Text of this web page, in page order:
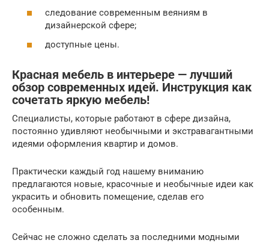
следование современным веяниям в
дизайнерской сфере;
доступные цены.
Красная мебель в интерьере — лучший
обзор современных идей. Инструкция как
сочетать яркую мебель!
Специалисты, которые работают в сфере дизайна,
постоянно удивляют необычными и экстравагантными
идеями оформления квартир и домов.
Практически каждый год нашему вниманию
предлагаются новые, красочные и необычные идеи как
украсить и обновить помещение, сделав его
особенным.
Сейчас не сложно сделать за последними модными